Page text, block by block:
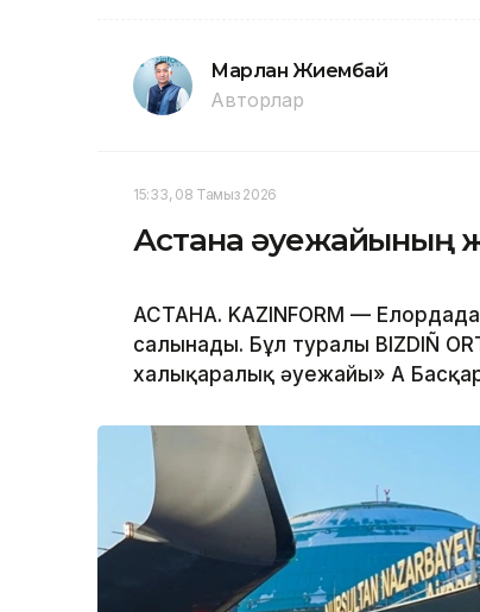
Марлан Жиембай
Авторлар
15:33, 08 Тамыз 2026
Астана әуежайының
АСТАНА. KAZINFORM —
салынады. Бұл туралы BIZDIÑ
халықаралық әуежайы» АҚ